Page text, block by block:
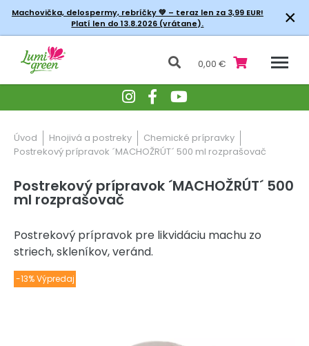
Machovička, delospermy, rebríčky💚 – teraz len za 3,99 EUR!
Platí len do 13.8.2026 (vrátane).
×
0,00 €
Úvod Hnojivá a postreky
Chemické prípravky
Postrekový prípravok ´MACHOŽRÚT´ 500 ml rozprašovač
Postrekový prípravok ´MACHOŽRÚT´ 500
ml rozprašovač
Postrekový prípravok pre likvidáciu machu zo
striech, skleníkov, veránd.
-13% Výpredaj